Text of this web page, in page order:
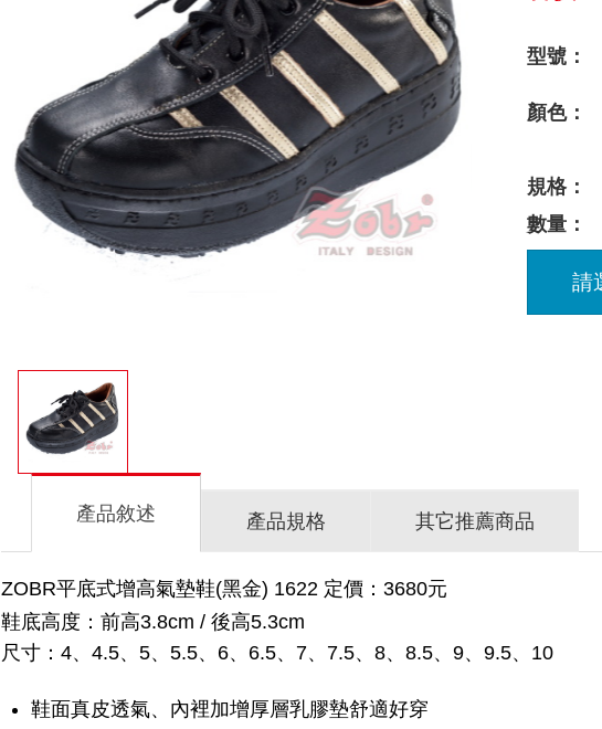
型號：
顏色：
規格：
數量：
請
產品敘述 產品規格 其它推薦商品
ZOBR平底式增高氣墊鞋(黑金) 1622 定價：3680元
鞋底高度：前高3.8cm / 後高5.3cm
尺寸：4、4.5、5、5.5、6、6.5、7、7.5、8、8.5、9、9.5、10
鞋面真皮透氣、內裡加增厚層乳膠墊舒適好穿